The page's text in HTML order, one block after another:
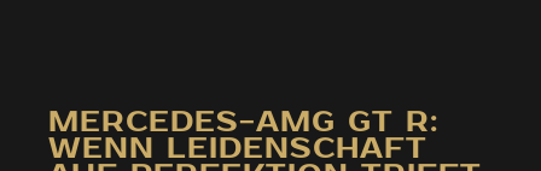
MERCEDES-AMG GT R:
WENN LEIDENSCHAFT